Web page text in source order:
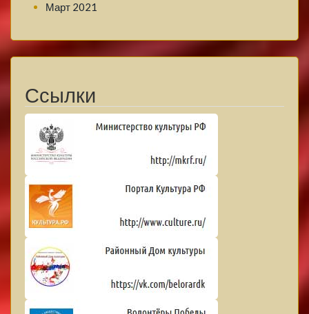
Март 2021
Ссылки